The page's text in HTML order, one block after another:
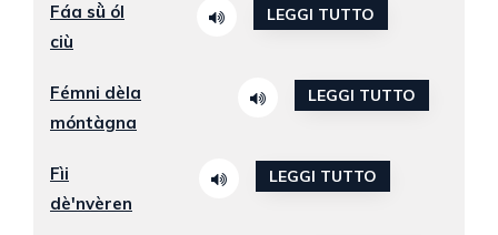
Fáa sǜ ól
ciù
LEGGI TUTTO
Fémni dèla
móntàgna
LEGGI TUTTO
Fìi
dè'nvèren
LEGGI TUTTO